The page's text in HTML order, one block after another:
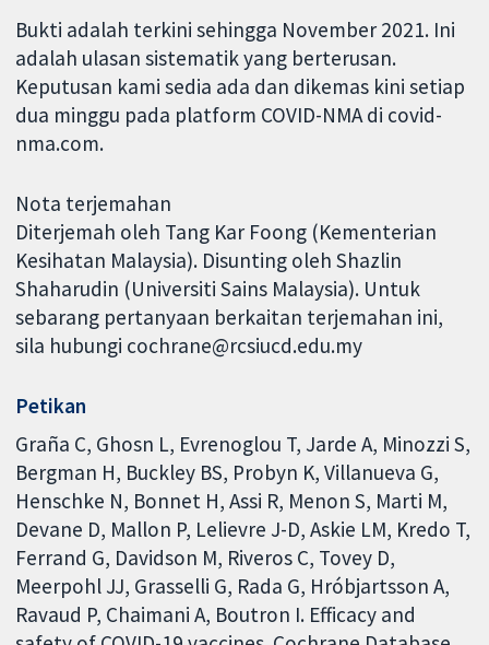
Bukti adalah terkini sehingga November 2021. Ini
adalah ulasan sistematik yang berterusan.
Keputusan kami sedia ada dan dikemas kini setiap
dua minggu pada platform COVID-NMA di covid-
nma.com.
Nota terjemahan
Diterjemah oleh Tang Kar Foong (Kementerian
Kesihatan Malaysia). Disunting oleh Shazlin
Shaharudin (Universiti Sains Malaysia). Untuk
sebarang pertanyaan berkaitan terjemahan ini,
sila hubungi cochrane@rcsiucd.edu.my
Petikan
Graña C, Ghosn L, Evrenoglou T, Jarde A, Minozzi S,
Bergman H, Buckley BS, Probyn K, Villanueva G,
Henschke N, Bonnet H, Assi R, Menon S, Marti M,
Devane D, Mallon P, Lelievre J-D, Askie LM, Kredo T,
Ferrand G, Davidson M, Riveros C, Tovey D,
Meerpohl JJ, Grasselli G, Rada G, Hróbjartsson A,
Ravaud P, Chaimani A, Boutron I. Efficacy and